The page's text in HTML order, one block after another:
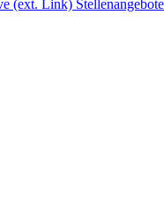
(ext. Link)